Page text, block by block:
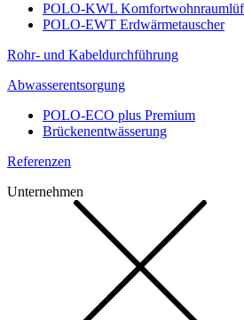
POLO-KWL
POLO-EWT Erdwärmetauscher
Rohr- und Kabeldurchführung
Abwasserentsorgung
POLO-ECO plus Premium
Brückenentwässerung
Referenzen
Unternehmen